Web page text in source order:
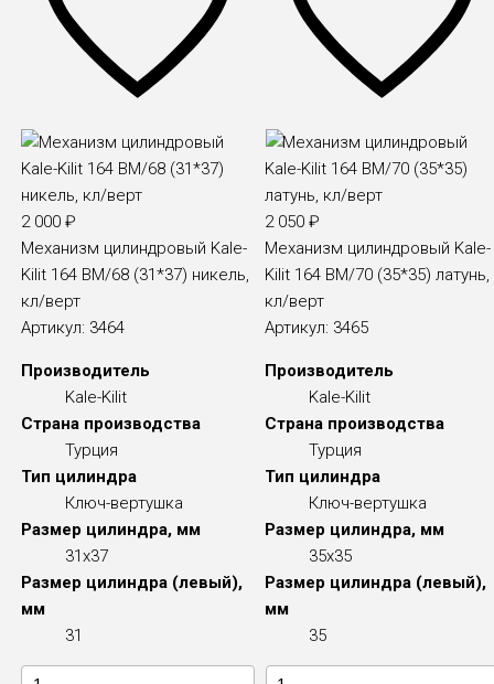
2 000₽
Механизм цилиндровый Kale-
Kilit 164 BM/68 (31*37) никель,
кл/верт
Артикул: 3464
Производитель
Kale-Kilit
Страна производства
Турция
Тип цилиндра
Ключ-вертушка
Размер цилиндра, мм
31x37
Размер цилиндра (левый),
мм
31
2 050₽
Механизм цилиндровый Kale-
Kilit 164 BM/70 (35*35) латунь,
кл/верт
Артикул: 3465
Производитель
Kale-Kilit
Страна производства
Турция
Тип цилиндра
Ключ-вертушка
Размер цилиндра, мм
35x35
Размер цилиндра (левый),
мм
35